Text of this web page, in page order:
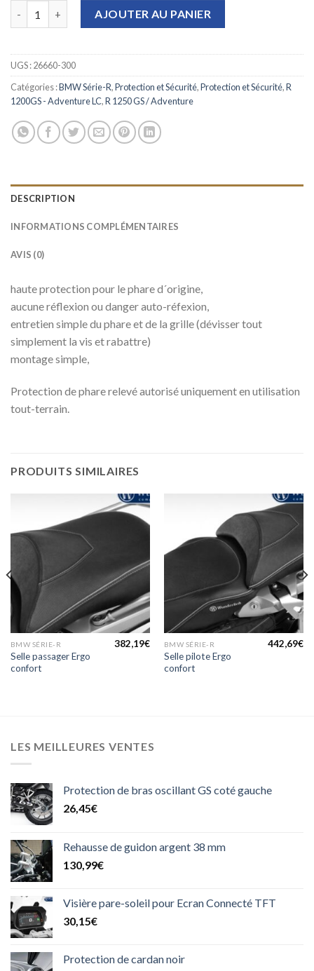
AJOUTER AU PANIER
UGS :26660-300
Catégories :BMW Série-R,Protection et Sécurité,Protection et Sécurité,R
1200GS - Adventure LC,R 1250 GS / Adventure
DESCRIPTION
INFORMATIONS COMPLÉMENTAIRES
AVIS (0)
haute protection pour le phare d´origine,
aucune réflexion ou danger auto-réfexion,
entretien simple du phare et de la grille (dévisser tout
simplement la vis et rabattre)
montage simple,
Protection de phare relevé autorisé uniquement en utilisation
tout-terrain.
PRODUITS SIMILAIRES
BMW SÉRIE-R
Selle passager Ergo
confort
382,19€ BMW SÉRIE-R
Selle pilote Ergo
confort
442,69€
LES MEILLEURES VENTES
Protection de bras oscillant GS coté gauche
26,45€
Rehausse de guidon argent 38 mm
130,99€
Visière pare-soleil pour Ecran Connecté TFT
30,15€
Protection de cardan noir